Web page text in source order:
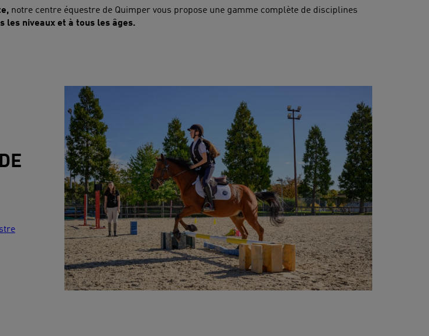
notre centre équestre de Quimper vous propose une gamme complète de disciplines
les niveaux et à tous les âges.